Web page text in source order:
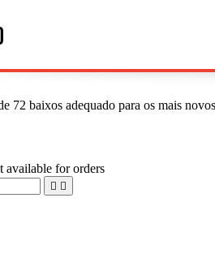
72 baixos adequado para os mais
available for orders
 